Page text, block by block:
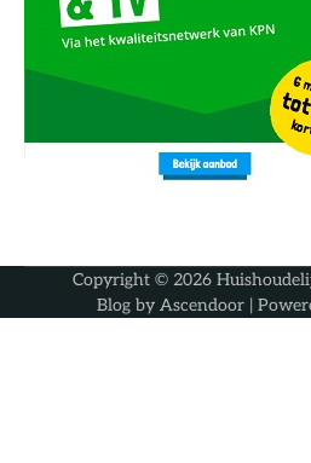
Copyright © 2026
Blog by Ascendoor |